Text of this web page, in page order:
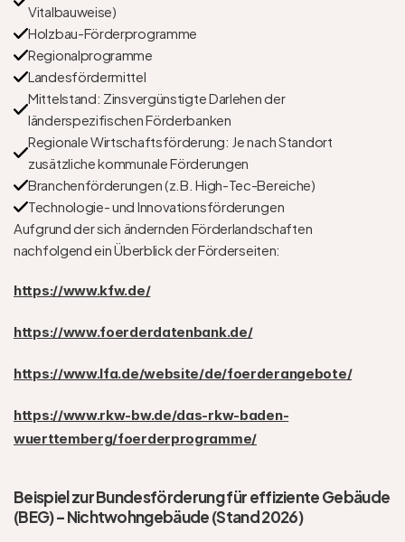
Vitalbauweise)
Holzbau-Förderprogramme
Regionalprogramme
Landesfördermittel
Mittelstand: Zinsvergünstigte Darlehen der
länderspezifischen Förderbanken
Regionale Wirtschaftsförderung: Je nach Standort
zusätzliche kommunale Förderungen
Branchenförderungen (z.B. High-Tec-Bereiche)
Technologie- und Innovationsförderungen
Aufgrund der sich ändernden Förderlandschaften
nachfolgend ein Überblick der Förderseiten:
https://www.kfw.de/
https://www.foerderdatenbank.de/
https://www.lfa.de/website/de/foerderangebote/
https://www.rkw-bw.de/das-rkw-baden-
wuerttemberg/foerderprogramme/
Beispiel zur Bundesförderung für effiziente Gebäude
(BEG) – Nichtwohngebäude (Stand 2026)